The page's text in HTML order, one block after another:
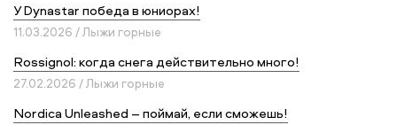
У Dynastar победа в юниорах!
11.03.2026 / Лыжи горные
Rossignol: когда снега действительно много!
27.02.2026 / Лыжи горные
Nordica Unleashed – поймай, если сможешь!